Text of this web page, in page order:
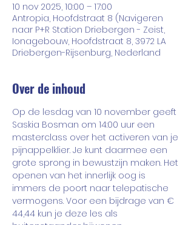
10 nov 2025, 10:00 – 17:00
Antropia, Hoofdstraat 8 (Navigeren
naar P+R Station Driebergen - Zeist,
Ionagebouw, Hoofdstraat 8, 3972 LA
Driebergen-Rijsenburg, Nederland
Over de inhoud
Op de lesdag van 10 november geeft
Saskia Bosman om 14:00 uur een
masterclass over het activeren van je
pijnappelklier. Je kunt daarmee een
grote sprong in bewustzijn maken. Het
openen van het innerlijk oog is
immers de poort naar telepatische
vermogens. Voor een bijdrage van €
44,44 kun je deze les als